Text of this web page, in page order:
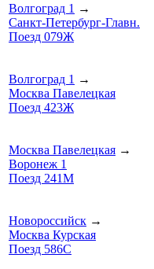
Волгоград 1 →
Санкт-Петербург-Главн.
Поезд 079Ж
Волгоград 1 →
Москва Павелецкая
Поезд 423Ж
Москва Павелецкая →
Воронеж 1
Поезд 241М
Новороссийск →
Москва Курская
Поезд 586С